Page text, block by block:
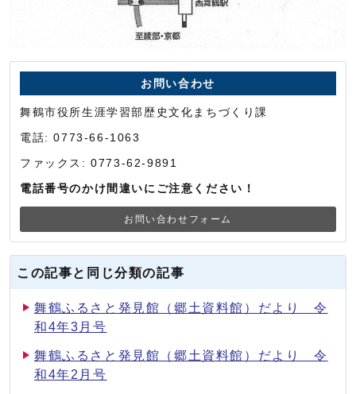
お問い合わせ
舞鶴市役所生涯学習部歴史文化まちづくり課
電話: 0773-66-1063
ファックス: 0773-62-9891
電話番号のかけ間違いにご注意ください！
お問い合わせフォーム
この記事と同じ分類の記事
舞鶴ふるさと発見館（郷土資料館）だより 令
和4年3月号
舞鶴ふるさと発見館（郷土資料館）だより 令
和4年2月号